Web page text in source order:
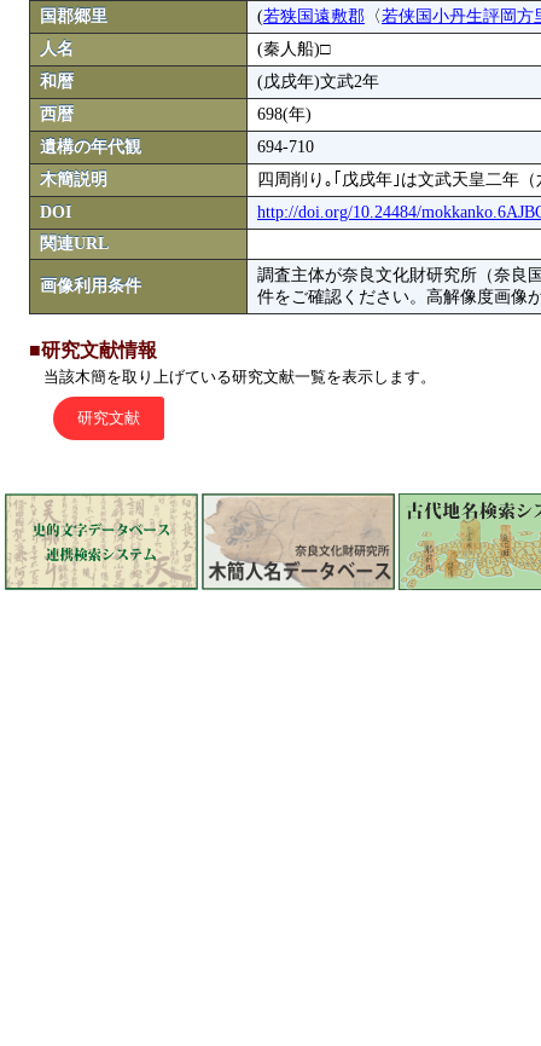
国郡郷里
(若狭国遠敷郡 〈若侠国小丹生評岡方
人名
(秦人船)□
和暦
(戊戌年)文武2年
西暦
698(年)
遺構の年代観
694-710
木簡説明
四周削り｡｢戊戌年｣は文武天皇二年
DOI
http://doi.org/10.24484/
関連URL
画像利用条件
調査主体が奈良文化財研究所（奈良
件をご確認ください。高解像度画像
■研究文献情報
当該木簡を取り上げている研究文献一覧を表示します。
研究文献